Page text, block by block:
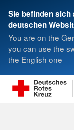
Sie befinden sich
deutschen
You are on the
you can use the
the English one
Suche